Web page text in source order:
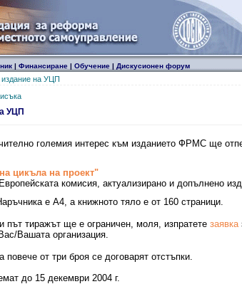
| Финансиране| Обучение| Дискусионен форум
на УЦП
УЦП
големия интерес към изданието ФРМС ще
цикъла на проект"
комисия, актуализирано и допълнено
е А4, а книжното тяло е от 160 страници.
път тиражът ще е ограничен, моля, изпратете заявка
Вашата организация.
повече от три броя се договарят отстъпки.
до 15 декември 2004 г.